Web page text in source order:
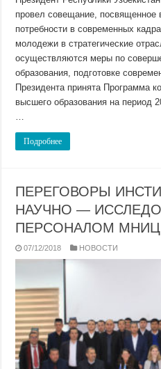
провел совещание, посвященное
потребности в современных
молодежи в стратегические
осуществляются меры по
образования, подготовке
Президента принята Программа
высшего образования на период
…
Подробнее
ПЕРЕГОВОРЫ
НАУЧНO —
ПЕРСОНАЛОМ
07/12/2018 НОВОСТИ